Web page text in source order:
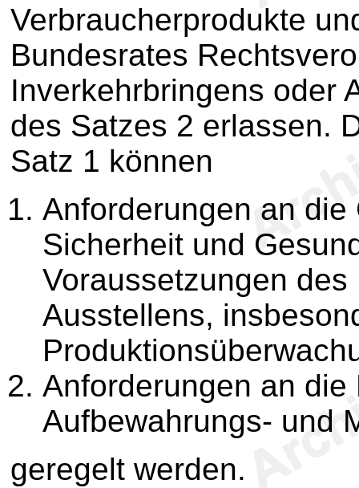
Verbraucherprodukte
Bundesrates
Inverkehrbringens oder
des Satzes 2 erlassen.
Satz 1 können
Anforderungen an
Sicherheit und
Voraussetzungen
Ausstellens,
Anforderungen an
Aufbewahrungs- und
geregelt werden.